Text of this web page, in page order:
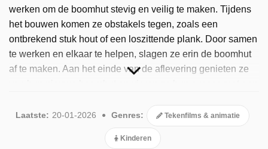
werken om de boomhut stevig en veilig te maken. Tijdens
het bouwen komen ze obstakels tegen, zoals een
ontbrekend stuk hout of een loszittende plank. Door samen
te werken en elkaar te helpen, slagen ze erin de boomhut
af te maken. Aan het einde van de aflevering genieten ze
waardoor ze geschikt zijn voor de jongste kijkers. Sinds
2025 is het programma beschikbaar. Er zijn 21
afleveringen uitgezonden, de meest recente in januari
Laatste: 20-01-2026 Genres: Tekenfilms & animatie
Kinderen